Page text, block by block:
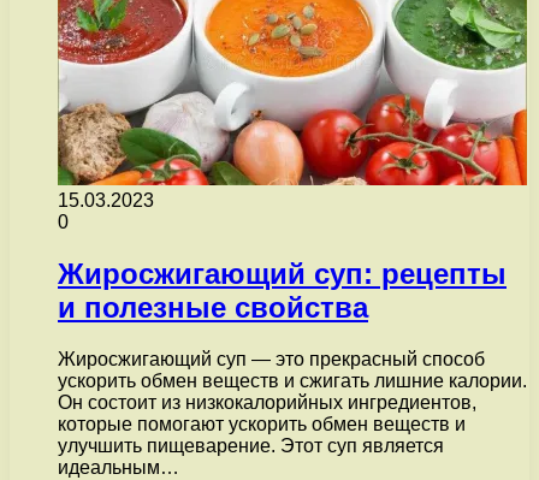
15.03.2023
0
Жиросжигающий суп: рецепты
и полезные свойства
Жиросжигающий суп — это прекрасный способ
ускорить обмен веществ и сжигать лишние калории.
Он состоит из низкокалорийных ингредиентов,
которые помогают ускорить обмен веществ и
улучшить пищеварение. Этот суп является
идеальным…